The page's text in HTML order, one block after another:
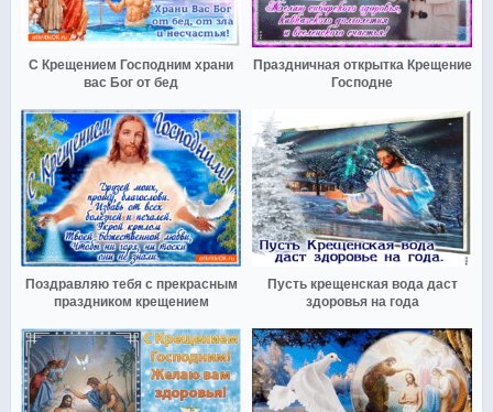
С Крещением Господним храни
вас Бог от бед
Праздничная открытка Крещение
Господне
Поздравляю тебя с прекрасным
праздником крещением
Пусть крещенская вода даст
здоровья на года